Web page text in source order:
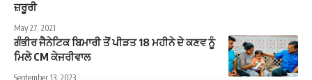
ਜ਼ਰੂਰੀ
May 27, 2021
ਗੰਭੀਰ ਜੈਨੇਟਿਕ ਬਿਮਾਰੀ ਤੋਂ ਪੀੜਤ 18 ਮਹੀਨੇ ਦੇ ਕਣਵ ਨੂੰ
ਮਿਲੇ CM ਕੇਜਰੀਵਾਲ
September 13, 2023